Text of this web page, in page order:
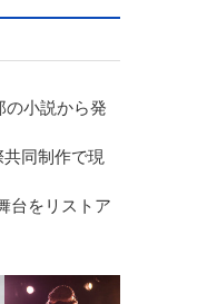
の小説から発
同制作で現
台をリストア